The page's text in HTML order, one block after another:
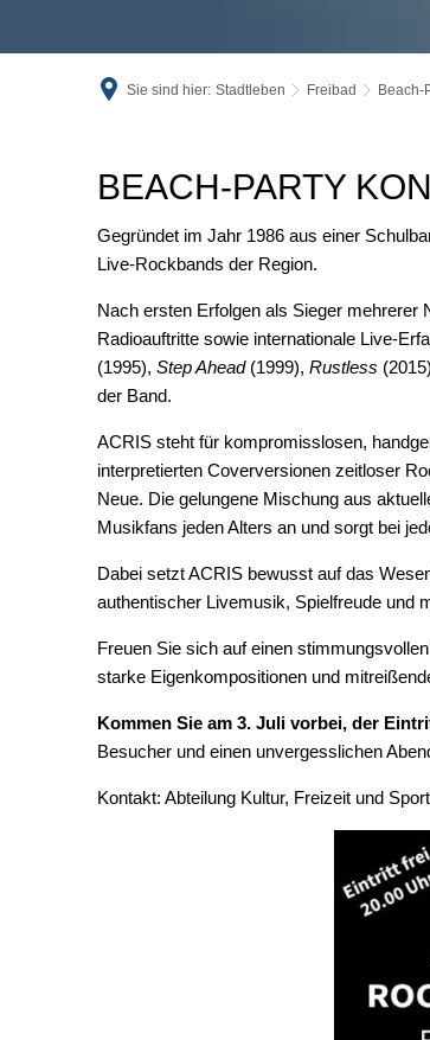
Sie sind hier: Stadtleben Freibad Beach-
Beach-BEACH-PARTY
Gegründet im Jahr 1986 aus einer
Live-Rockbands der Region.
Nach ersten Erfolgen als Sieger
Radioauftritte sowie internationale Live-
(1995), Step Ahead(1999), Rustless
der Band.
ACRIS steht für kompromisslosen,
interpretierten Coverversionen zeitloser
Neue. Die gelungene Mischung aus
Musikfans jeden Alters an und sorgt bei
Dabei setzt ACRIS bewusst auf das
authentischer Livemusik, Spielfreude und
Freuen Sie sich auf einen
starke Eigenkompositionen und
Kommen Sie am 3. Juli vorbei, der
Besucher und einen unvergesslichen
Kontakt: Abteilung Kultur, Freizeit und